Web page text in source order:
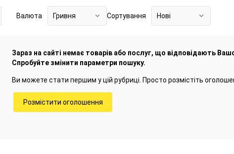
Валюта Гривня Сортування Нові
Зараз на сайті немає товарів або послуг, що відповідають
Спробуйте змінити параметри пошуку.
Ви можете стати першим у цій рубриці. Просто розмістіть
Розмістити оголошення